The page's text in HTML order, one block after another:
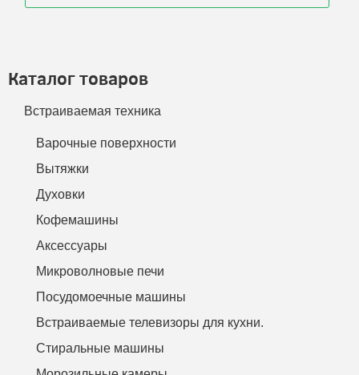
Каталог товаров
Встраиваемая техника
Варочные поверхности
Вытяжки
Духовки
Кофемашины
Аксессуары
Микроволновые печи
Посудомоечные машины
Встраиваемые телевизоры для кухни.
Стиральные машины